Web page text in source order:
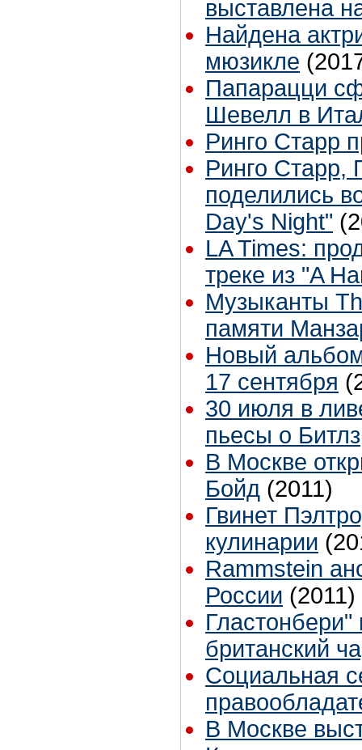
выставлена
Найдена
мюзикле
Папарацци
Шевелл в
Ринго Старр
Ринго Старр,
поделились
Day's Night"
LA Times:
треке из "A
Музыканты
памяти
Новый
17 сентября
30 июля в
пьесы о Битлз
В Москве
Бойд (2011)
Гвинет
кулинарии
Rammstein
России (2011)
Гластонбери"
британский
Социальная
В Москве